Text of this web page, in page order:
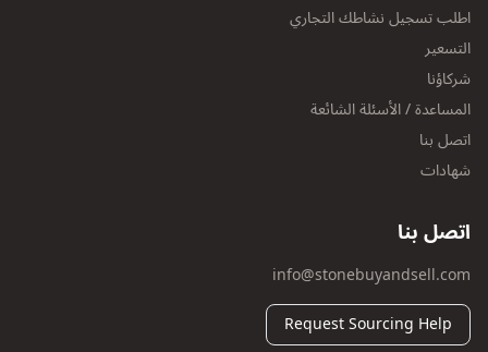
اطلب تسجيل نشاطك التجاري
التسعير
شركاؤنا
المساعدة / الأسئلة الشائعة
اتصل بنا
شهادات
اتصل بنا
info@stonebuyandsell.com
Request Sourcing Help